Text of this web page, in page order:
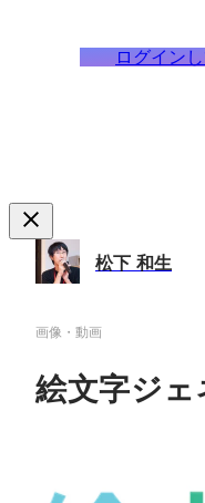
ログイン
松下 和生
画像・動画
絵文字ジ